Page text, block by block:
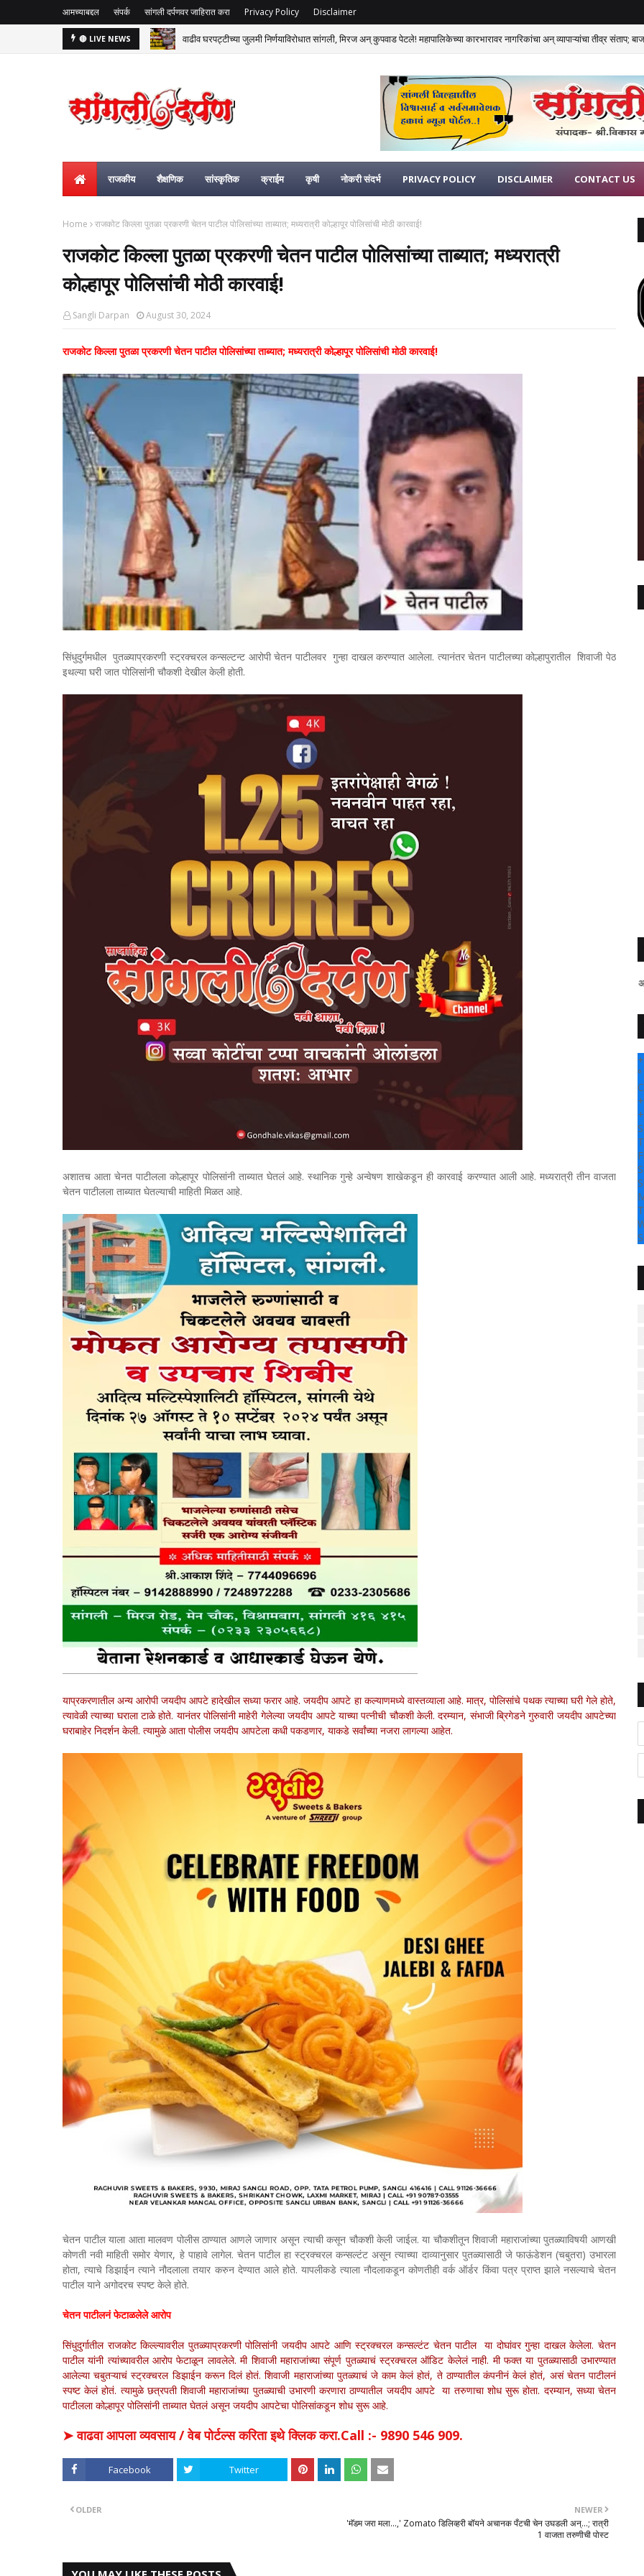
आमच्याबद्दल संपर्क सांगली दर्पणवर जाहिरात करा Privacy Policy Disclaimer
🔴 LIVE NEWS वाढीव घरपट्टीच्या जुलमी निर्णयाविरोधात सांगली, मिरज अन् कुपवाड पेटले! महापालिकेच्या कारभारावर नागरिकांचा अन् व्यापाऱ्यांचा तीव्र संताप;
राजकीय शैक्षणिक सांस्कृतिक क्राईम कृषी नोकरी संदर्भ PRIVACY POLICY DISCLAIMER CONTACT US
Home राजकोट किल्ला पुतळा प्रकरणी चेतन पाटील पोलिसांच्या ताब्यात; मध्यरात्री कोल्हापूर पोलिसांची मोठी कारवाई!
राजकोट किल्ला पुतळा प्रकरणी चेतन पाटील पोलिसांच्या ताब्यात; मध्यरात्री
कोल्हापूर पोलिसांची मोठी कारवाई!
Sangli Darpan August 30, 2024
राजकोट किल्ला पुतळा प्रकरणी चेतन पाटील पोलिसांच्या ताब्यात; मध्यरात्री कोल्हापूर पोलिसांची मोठी कारवाई!
सिंधुदुर्गमधील पुतळ्याप्रकरणी स्ट्रक्चरल कन्सल्टन्ट आरोपी चेतन पाटीलवर गुन्हा दाखल करण्यात आलेला. त्यानंतर चेतन पाटीलच्या कोल्हापुरातील शिवाजी पेठ
इथल्या घरी जात पोलिसांनी चौकशी देखील केली होती.
अशातच आता चेनत पाटीलला कोल्हापूर पोलिसांनी ताब्यात घेतलं आहे. स्थानिक गुन्हे अन्वेषण शाखेकडून ही कारवाई करण्यात आली आहे. मध्यरात्री तीन वाजता
चेतन पाटीलला ताब्यात घेतल्याची माहिती मिळत आहे.
याप्रकरणातील अन्य आरोपी जयदीप आपटे हादेखील सध्या फरार आहे. जयदीप आपटे हा कल्याणमध्ये वास्तव्याला आहे. मात्र, पोलिसांचे पथक त्याच्या घरी गेले होते,
त्यावेळी त्याच्या घराला टाळे होते. यानंतर पोलिसांनी माहेरी गेलेल्या जयदीप आपटे याच्या पत्नीची चौकशी केली. दरम्यान, संभाजी ब्रिगेडने गुरुवारी जयदीप आपटेच्या
घराबाहेर निदर्शन केली. त्यामुळे आता पोलीस जयदीप आपटेला कधी पकडणार, याकडे सर्वांच्या नजरा लागल्या आहेत.
चेतन पाटील याला आता मालवण पोलीस ठाण्यात आणले जाणार असून त्याची कसून चौकशी केली जाईल. या चौकशीतून शिवाजी महाराजांच्या पुतळ्याविषयी आणखी
कोणती नवी माहिती समोर येणार, हे पाहावे लागेल. चेतन पाटील हा स्ट्रक्चरल कन्सल्टंट असून त्याच्या दाव्यानुसार पुतळ्यासाठी जे फाऊंडेशन (चबुतरा) उभारला
होता, त्याचे डिझाईन त्याने नौदलाला तयार करुन देण्यात आले होते. यापलीकडे त्याला नौदलाकडून कोणतीही वर्क ऑर्डर किंवा पत्र प्राप्त झाले नसल्याचे चेतन
पाटील याने अगोदरच स्पष्ट केले होते.
चेतन पाटीलनं फेटाळलेले आरोप
सिंधुदुर्गातील राजकोट किल्ल्यावरील पुतळ्याप्रकरणी पोलिसांनी जयदीप आपटे आणि स्ट्रक्चरल कन्सल्टंट चेतन पाटील या दोघांवर गुन्हा दाखल केलेला. चेतन
पाटील यांनी त्यांच्यावरील आरोप फेटाळून लावलेले. मी शिवाजी महाराजांच्या संपूर्ण पुतळ्याचं स्ट्रक्चरल ऑडिट केलेलं नाही. मी फक्त या पुतळ्यासाठी उभारण्यात
आलेल्या चबुतऱ्याचं स्ट्रक्चरल डिझाईन करून दिलं होतं. शिवाजी महाराजांच्या पुतळ्याचं जे काम केलं होतं, ते ठाण्यातील कंपनीनं केलं होतं, असं चेतन पाटीलनं
स्पष्ट केलं होतं. त्यामुळे छत्रपती शिवाजी महाराजांच्या पुतळ्याची उभारणी करणारा ठाण्यातील जयदीप आपटे या तरुणाचा शोध सुरू होता. दरम्यान, सध्या चेतन
पाटीलला कोल्हापूर पोलिसांनी ताब्यात घेतलं असून जयदीप आपटेचा पोलिसांकडून शोध सुरू आहे.
➤ वाढवा आपला व्यवसाय / वेब पोर्टल्स करिता इथे क्लिक करा.Call :- 9890 546 909.
Facebook Twitter
NEWER
'मॅडम जरा मला...,' Zomato डिलिव्हरी बॉयने अचानक पँटची चेन उघडली अन्...; रात्री
1 वाजता तरुणीची पोस्ट
OLDER
" सांगली दर्पण न्यूज वर आपल्या सर्वांचे सहर्ष
+
°
C
+
+